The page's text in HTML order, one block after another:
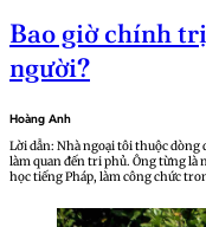
Bao giờ chính
người?
Hoàng Anh
Lời dẫn: Nhà ngoại tôi thuộc dòng
làm quan đến tri phủ. Ông từng là
học tiếng Pháp, làm công chức